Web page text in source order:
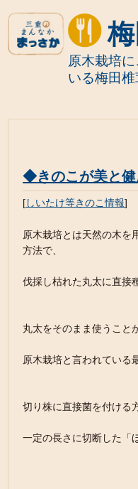
原木栽培
いる梅田椎
◆きのこが美と
[しいたけ等きのこ情報]
原木栽培とは天然の木を
方法で、
伐採し枯れた丸太に直接
丸太をそのまま使うこと
原木栽培と言われている
切り株に直接菌を付ける
一定の長さに切断した「